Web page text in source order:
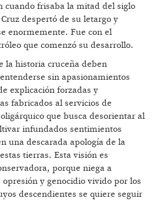
cuando frisaba la mitad del siglo
despertó de su letargo y
enormemente. Fue con el
que comenzó su desarrollo.
la historia cruceña deben
sin apasionamientos
explicación forzadas y
fabricados al servicios de
que busca desorientar al
infundados sentimientos
una descarada apología de la
tierras. Esta visión es
porque niega a
y genocidio vivido por los
descendientes se quiere seguir